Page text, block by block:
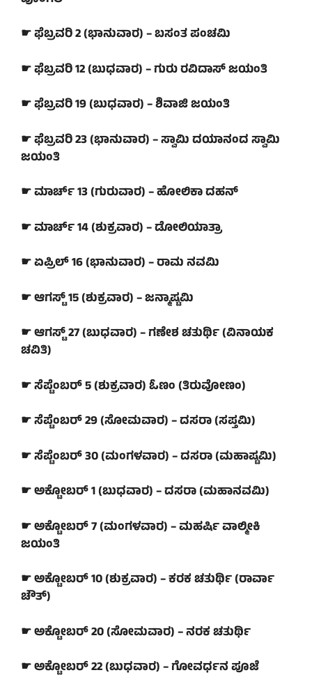
☛ ಫೆಬ್ರವರಿ 2 (ಭಾನುವಾರ) – ಬಸಂತ ಪಂಚಮಿ
☛ ಫೆಬ್ರವರಿ 12 (ಬುಧವಾರ) – ಗುರು ರವಿದಾಸ್ ಜಯಂತಿ
☛ ಫೆಬ್ರವರಿ 19 (ಬುಧವಾರ) – ಶಿವಾಜಿ ಜಯಂತಿ
☛ ಫೆಬ್ರವರಿ 23 (ಭಾನುವಾರ) – ಸ್ವಾಮಿ ದಯಾನಂದ ಸ್ವಾಮಿ
ಜಯಂತಿ
☛ ಮಾರ್ಚ್ 13 (ಗುರುವಾರ) – ಹೋಲಿಕಾ ದಹನ್
☛ ಮಾರ್ಚ್ 14 (ಶುಕ್ರವಾರ) – ಡೋಲಿಯಾತ್ರಾ
☛ ಏಪ್ರಿಲ್ 16 (ಭಾನುವಾರ) – ರಾಮ ನವಮಿ
☛ ಆಗಸ್ಟ್ 15 (ಶುಕ್ರವಾರ) – ಜನ್ಮಾಷ್ಟಮಿ
☛ ಆಗಸ್ಟ್ 27 (ಬುಧವಾರ) – ಗಣೇಶ ಚತುರ್ಥಿ (ವಿನಾಯಕ
ಚವಿತಿ)
☛ ಸೆಪ್ಟೆಂಬರ್ 5 (ಶುಕ್ರವಾರ) ಓಣಂ (ತಿರುವೋಣಂ)
☛ ಸೆಪ್ಟೆಂಬರ್ 29 (ಸೋಮವಾರ) – ದಸರಾ (ಸಪ್ತಮಿ)
☛ ಸೆಪ್ಟೆಂಬರ್ 30 (ಮಂಗಳವಾರ) – ದಸರಾ (ಮಹಾಷ್ಟಮಿ)
☛ ಅಕ್ಟೋಬರ್ 1 (ಬುಧವಾರ) – ದಸರಾ (ಮಹಾನವಮಿ)
☛ ಅಕ್ಟೋಬರ್ 7 (ಮಂಗಳವಾರ) – ಮಹರ್ಷಿ ವಾಲ್ಮೀಕಿ
ಜಯಂತಿ
☛ ಅಕ್ಟೋಬರ್ 10 (ಶುಕ್ರವಾರ) – ಕರಕ ಚತುರ್ಥಿ (ರಾರ್ವಾ
ಚೌತ್)
☛ ಅಕ್ಟೋಬರ್ 20 (ಸೋಮವಾರ) – ನರಕ ಚತುರ್ಥಿ
☛ ಅಕ್ಟೋಬರ್ 22 (ಬುಧವಾರ) – ಗೋವರ್ಧನ ಪೂಜೆ